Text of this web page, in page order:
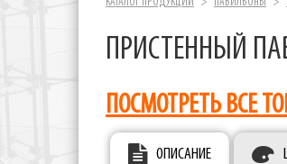
ПРИСТЕННЫЙ
ПОСМОТРЕТЬ ВСЕ
ОПИСАНИЕ